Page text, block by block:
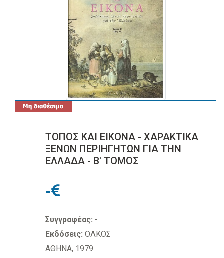
ΤΟΠΟΣ ΚΑΙ ΕΙΚΟΝΑ - ΧΑΡΑΚΤΙΚΑ
ΞΕΝΩΝ ΠΕΡΙΗΓΗΤΩΝ ΓΙΑ ΤΗΝ
ΕΛΛΑΔΑ - Β' ΤΟΜΟΣ
-
Συγγραφέας: -
Εκδόσεις: ΟΛΚΟΣ
ΑΘΗΝΑ, 1979